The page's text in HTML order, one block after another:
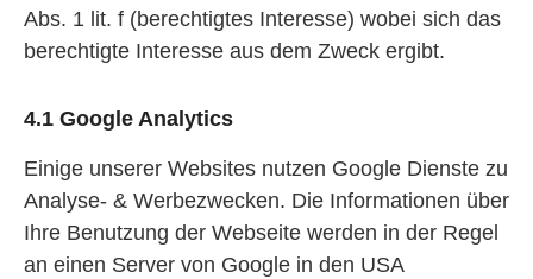
Abs. 1 lit. f (berechtigtes Interesse) wobei sich das
berechtigte Interesse aus dem Zweck ergibt.
4.1 Google Analytics
Einige unserer Websites nutzen Google Dienste zu
Analyse- & Werbezwecken. Die Informationen über
Ihre Benutzung der Webseite werden in der Regel
an einen Server von Google in den USA